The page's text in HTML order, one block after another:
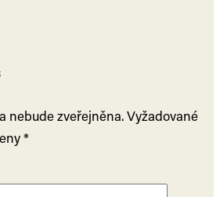
nebude zveřejněna.Vyžadované
*